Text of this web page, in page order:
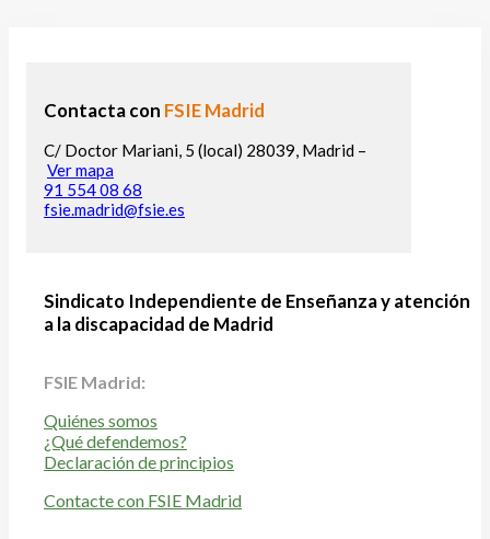
Contacta con FSIE Madrid
C/ Doctor Mariani, 5 (local) 28039, Madrid –
Ver mapa
91 554 08 68
fsie.madrid@fsie.es
Sindicato Independiente de Enseñanza y atención
a la discapacidad de Madrid
FSIE Madrid:
Quiénes somos
¿Qué defendemos?
Declaración de principios
Contacte con FSIE Madrid